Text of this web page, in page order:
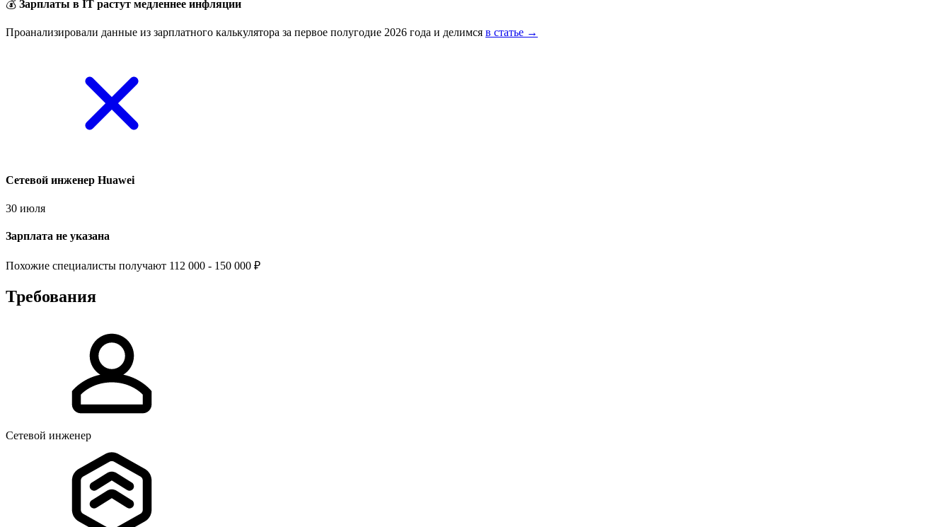
💰 Зарплаты в IT растут медленнее инфляции
Проанализировали данные из зарплатного калькулятора за первое полугодие 2026 года и делимся в статье →
Сетевой инженер Huawei
30 июля
Зарплата не указана
Похожие специалисты получают 112 000 - 150 000 ₽
Требования
Сетевой инженер